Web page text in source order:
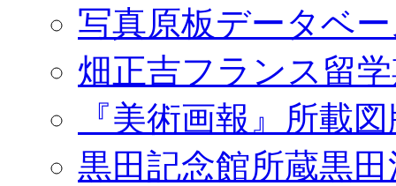
写真原板データベ
畑正吉フランス留
『美術画報』所載
黒田記念館所蔵黒